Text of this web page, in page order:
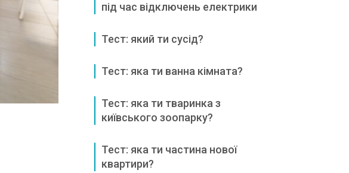
під час відключень електрики
Тест: який ти сусід?
Тест: яка ти ванна кімната?
Тест: яка ти тваринка з
київського зоопарку?
Тест: яка ти частина нової
квартири?